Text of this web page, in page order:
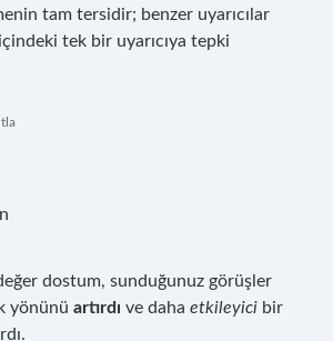
tam tersidir; benzer uyarıcılar
tek bir uyarıcıya tepki
dostum, sunduğunuz görüşler
yönünü artırdı ve daha etkileyici bir